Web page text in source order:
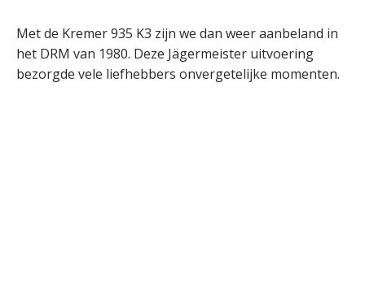
Met de Kremer 935 K3 zijn we dan weer aanbeland in
het DRM van 1980. Deze Jägermeister uitvoering
bezorgde vele liefhebbers onvergetelijke momenten.